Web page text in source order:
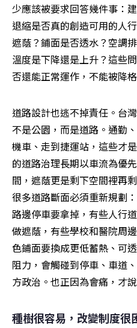
少應該被要求回答幾件事：
退縮是否真的創造可用的人
遮蔭？鋪面是否透水？空調
溫度是下降還是上升？這些
否還能正常運作，不能被降
道路設計也逃不掉責任。台
不是公園，而是道路。通勤
機車、走到捷運站，這些才
的道路治理長期以車流為優
間，遮蔭更是剩下空間裡再
很多道路斷面必須重新規劃
路邊停車要拿掉，有些人行
做遮蔭，有些學校和醫院周
色鋪面要換成更低蓄熱、可
阻力，會觸碰到停車、車道
方政治。也正因為會痛，才
種樹很容易，改變制度很